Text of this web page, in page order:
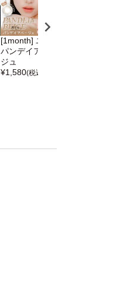
[1month] ユース
パンデイアベー
ジュ
¥1,580(税込)